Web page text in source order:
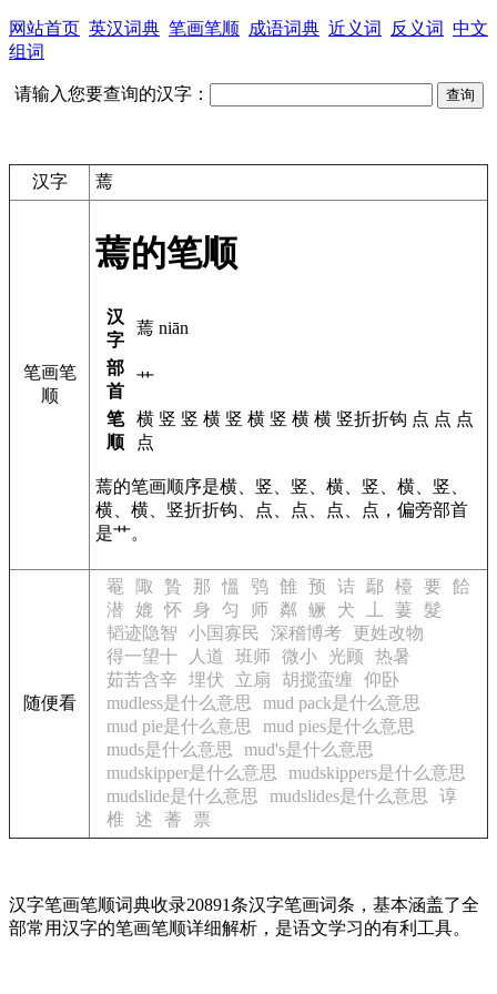
网站首页 英汉词典 笔画笔顺 成语词典 近义词 反义词 中文
组词
请输入您要查询的汉字：
汉字 蔫
笔画笔
顺
蔫的笔顺
汉
字
蔫 niān
部
首
艹
笔
顺
横 竖 竖 横 竖 横 竖 横 横 竖折折钩 点 点 点
点
蔫的笔画顺序是横、竖、竖、横、竖、横、竖、
横、横、竖折折钩、点、点、点、点，偏旁部首
是艹。
随便看
罨 陬 贄 那 慍 鸮 雔 预 诘 鄢 檯 要
餄
潜
媲 怀 身 匀 师 粼 鳜 犬 萋
髮
韬迹隐智
小国寡民 深稽博考
更姓改物
得一望十
人道 班师 微小 光顾
热暑
茹苦含辛
埋伏 立扇 胡搅蛮缠
仰卧
mudless是什么意思
mud pack是什么意思
mud pie是什么意思
mud pies是什么意思
muds是什么意思
mud's是什么意思
mudskipper是什么意思
mudskippers是什么意思
mudslide是什么意思
mudslides是什么意思
谆
椎
述 蓍 票
汉字笔画笔顺词典收录20891条汉字笔画词条，基本涵盖了全
部常用汉字的笔画笔顺详细解析，是语文学习的有利工具。